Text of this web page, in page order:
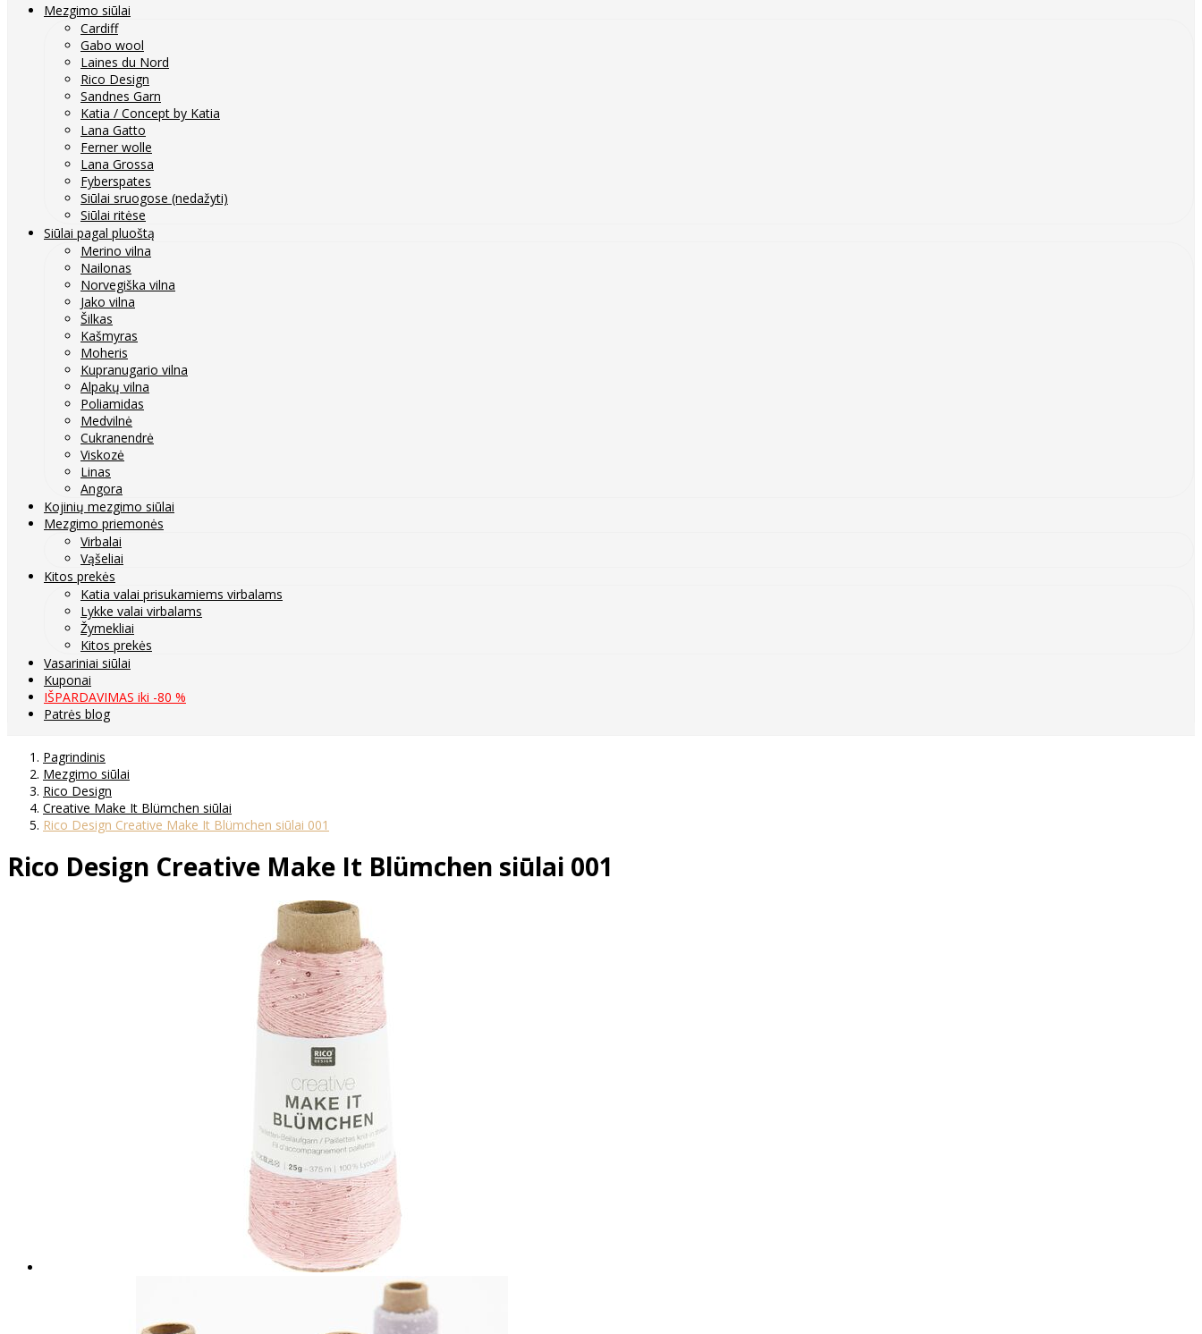
Mezgimo siūlai
Cardiff
Gabo wool
Laines du Nord
Rico Design
Sandnes Garn
Katia / Concept by Katia
Lana Gatto
Ferner wolle
Lana Grossa
Fyberspates
Siūlai sruogose (nedažyti)
Siūlai ritėse
Siūlai pagal pluoštą
Merino vilna
Nailonas
Norvegiška vilna
Jako vilna
Šilkas
Kašmyras
Moheris
Kupranugario vilna
Alpakų vilna
Poliamidas
Medvilnė
Cukranendrė
Viskozė
Linas
Angora
Kojinių mezgimo siūlai
Mezgimo priemonės
Virbalai
Vąšeliai
Kitos prekės
Katia valai prisukamiems virbalams
Lykke valai virbalams
Žymekliai
Kitos prekės
Vasariniai siūlai
Kuponai
IŠPARDAVIMAS iki -80 %
Patrės blog
Pagrindinis
Mezgimo siūlai
Rico Design
Creative Make It Blümchen siūlai
Rico Design Creative Make It Blümchen siūlai 001
Rico Design Creative Make It Blümchen siūlai 001